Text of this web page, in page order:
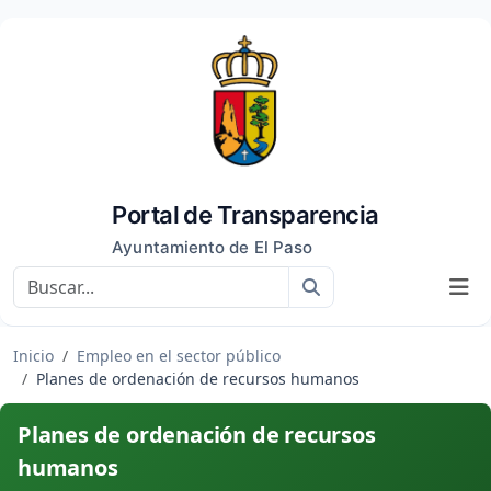
Portal de Transparencia
Ayuntamiento de El Paso
Inicio
Empleo en el sector público
Planes de ordenación de recursos humanos
Planes de ordenación de recursos
humanos